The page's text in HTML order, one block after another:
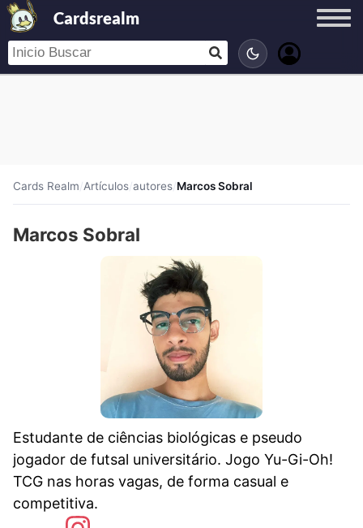
Cardsrealm
Cards Realm/Artículos/autores/Marcos Sobral
Marcos Sobral
Estudante de ciências biológicas e pseudo
jogador de futsal universitário. Jogo Yu-Gi-Oh!
TCG nas horas vagas, de forma casual e
competitiva.